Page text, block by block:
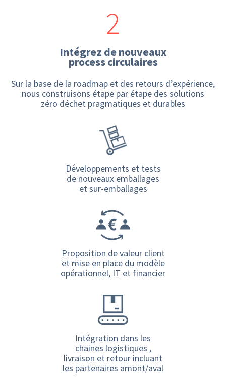
2
Intégrez de nouveaux
process circulaires
Sur la base de la roadmap et des retours d’expérience,
nous construisons étape par étape des solutions
zéro déchet pragmatiques et durables
Développements et tests
de nouveaux emballages
et sur-emballages
Proposition de valeur client
et mise en place du modèle
opérationnel, IT et financier
Intégration dans les
chaines logistiques ,
livraison et retour incluant
les partenaires amont/aval